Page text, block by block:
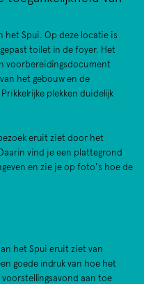
het Spui. Op deze locatie is
toilet in de foyer. Het
voorbereidingsdocument
het gebouw en de
plekken duidelijk
eruit ziet door het
vind je een plattegrond
en zie je op foto's hoe de
het Spui eruit ziet van
goede indruk van hoe het
aan toe